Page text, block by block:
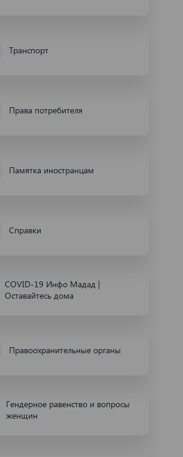
Транспорт
Права потребителя
Памятка иностранцам
Справки
COVID-19 Инфо Мадад |
Оставайтесь дома
Правоохранительные органы
Гендерное равенство и вопросы
женщин